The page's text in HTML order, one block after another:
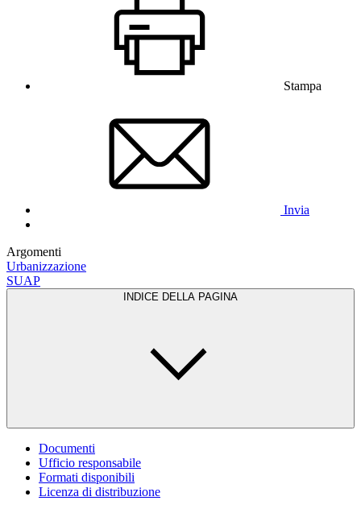
Stampa
Invia
Argomenti
Urbanizzazione
SUAP
INDICE DELLA PAGINA
Documenti
Ufficio responsabile
Formati disponibili
Licenza di distribuzione